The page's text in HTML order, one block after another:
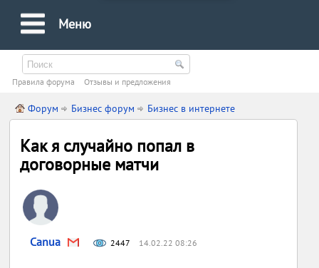
Меню
Правила форума Oтзывы и предложения
Форум Бизнес форум Бизнес в интернете
Как я случайно попал в
договорные матчи
Canua 2447 14.02.22 08:26